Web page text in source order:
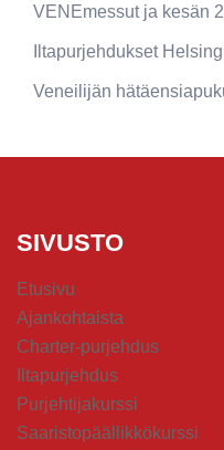
VENEmessut ja kesän
Iltapurjehdukset
Veneilijän
SIVUSTO
Etusivu
Ajankohtaista
Charter-purjehdus
Iltapurjehdus
Purjehtijakurssi
Saaristopäällikkökurssi